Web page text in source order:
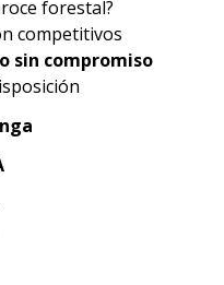
forestal?
competitivos
sin compromiso